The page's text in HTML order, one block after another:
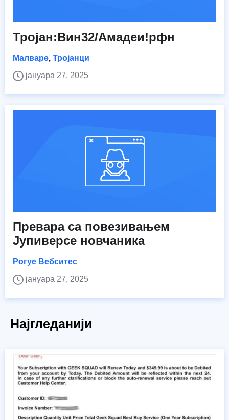
Тројан:Вин32/Амадеи!рфн
Малваре, Тројанци
јануара 27, 2025
Превара са повезивањем
Јупиверсе новчаника
Рогуе Вебситес
јануара 27, 2025
Најгледанији